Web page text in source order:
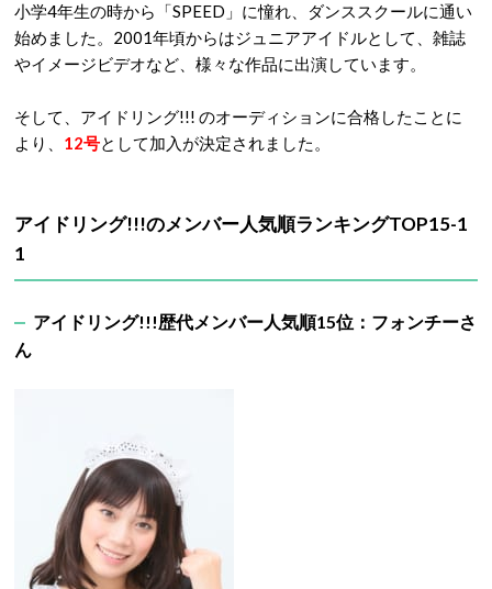
小学4年生の時から「SPEED」に憧れ、ダンススクールに通い
始めました。2001年頃からはジュニアアイドルとして、雑誌
やイメージビデオなど、様々な作品に出演しています。
そして、アイドリング!!! のオーディションに合格したことに
より、 12号として加入が決定されました。
アイドリング!!!のメンバー人気順ランキングTOP15-1
1
アイドリング!!!歴代メンバー人気順15位：フォンチーさ
ん